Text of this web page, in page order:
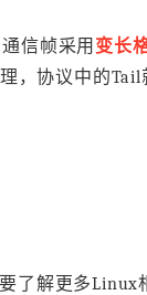
信帧采用 变长
，协议中的
了解更多Linux